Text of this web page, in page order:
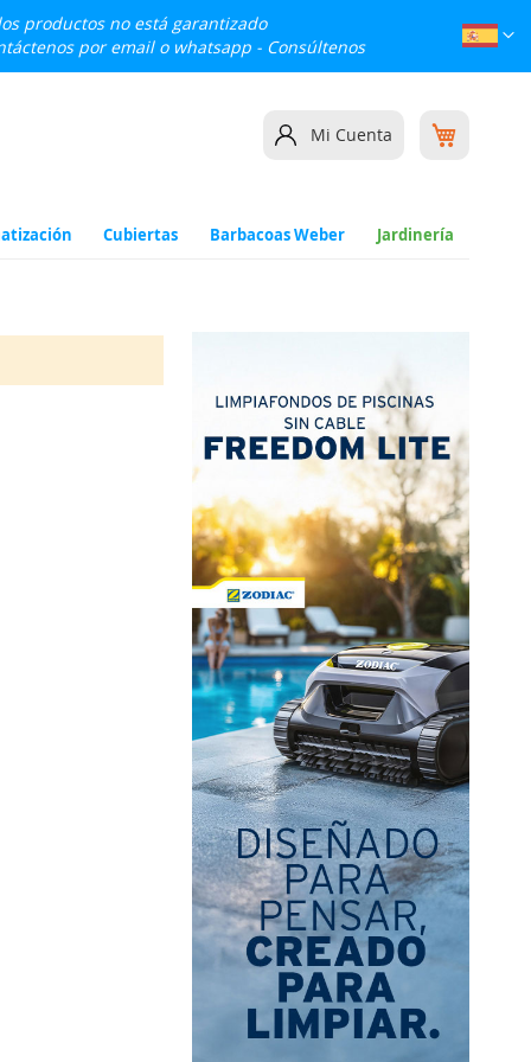
productos no está garantizado
por email o whatsapp - Consúltenos
Mi Cuenta
Cubiertas Barbacoas Weber Jardinería